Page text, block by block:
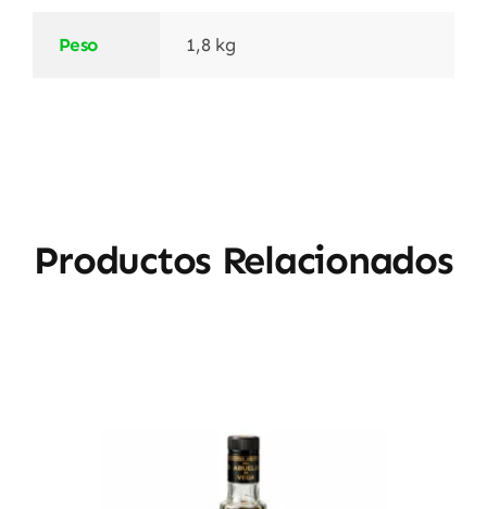
Peso 1,8 kg
Productos Relacionados